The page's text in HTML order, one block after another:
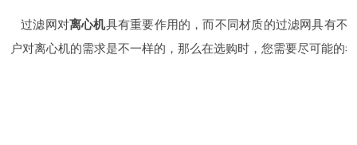
过滤网对离心机具有重要作用的，而不同材质的过滤网具有不
户对离心机的需求是不一样的，那么在选购时，您需要尽可能的